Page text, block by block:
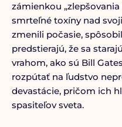
zámienkou
smrteľné toxíny nad
zmenili počasie,
predstierajú, že sa
vrahom, ako sú Bill
rozpútať na ľudstvo
devastácie, pričom ich
spasiteľov sveta.